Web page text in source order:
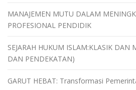
MANAJEMEN MUTU DALAM
PROFESIONAL PENDIDIK
SEJARAH HUKUM ISLAM:KLASIK DAN
DAN PENDEKATAN)
GARUT HEBAT: Transformasi